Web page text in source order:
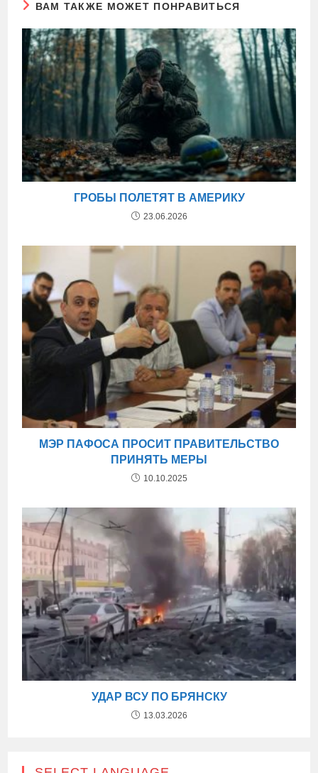
ВАМ ТАКЖЕ МОЖЕТ ПОНРАВИТЬСЯ
ГРОБЫ ПОЛЕТЯТ В АМЕРИКУ
23.06.2026
МЭР ПАФОСА ПРОСИТ ПРАВИТЕЛЬСТВО
ПРИНЯТЬ МЕРЫ
10.10.2025
УДАР ВСУ ПО БРЯНСКУ
13.03.2026